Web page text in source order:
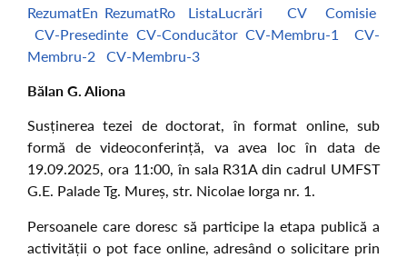
RezumatEn RezumatRo ListaLucrări CV
Comisie
CV-Presedinte CV-Conducător CV-Membru-1
CV-
Membru-2 CV-Membru-3
Bălan G. Aliona
Susținerea tezei de doctorat, în format online, sub
formă de videoconferință, va avea loc în data de
19.09.2025, ora 11:00, în sala R31A din cadrul UMFST
G.E. Palade Tg. Mureș, str. Nicolae Iorga nr. 1.
Persoanele care doresc să participe la etapa publică a
activității o pot face online, adresând o solicitare prin